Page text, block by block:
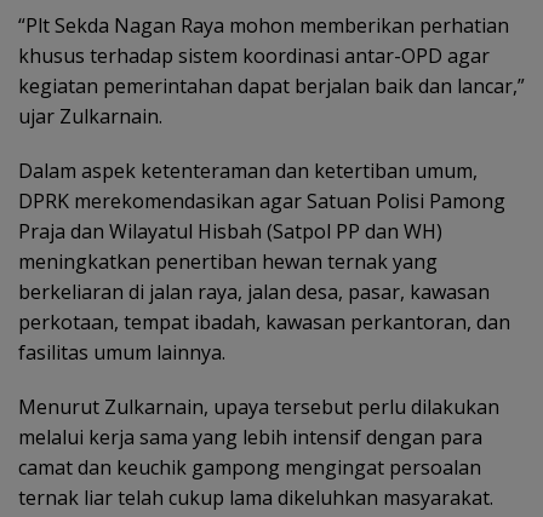
“Plt Sekda Nagan Raya mohon memberikan perhatian
khusus terhadap sistem koordinasi antar-OPD agar
kegiatan pemerintahan dapat berjalan baik dan lancar,”
ujar Zulkarnain.
Dalam aspek ketenteraman dan ketertiban umum,
DPRK merekomendasikan agar Satuan Polisi Pamong
Praja dan Wilayatul Hisbah (Satpol PP dan WH)
meningkatkan penertiban hewan ternak yang
berkeliaran di jalan raya, jalan desa, pasar, kawasan
perkotaan, tempat ibadah, kawasan perkantoran, dan
fasilitas umum lainnya.
Menurut Zulkarnain, upaya tersebut perlu dilakukan
melalui kerja sama yang lebih intensif dengan para
camat dan keuchik gampong mengingat persoalan
ternak liar telah cukup lama dikeluhkan masyarakat.